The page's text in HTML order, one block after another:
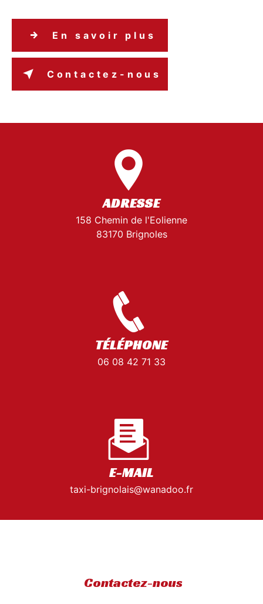
En savoir plus
Contactez-nous
ADRESSE
158 Chemin de l'Eolienne
83170 Brignoles
TÉLÉPHONE
06 08 42 71 33
E-MAIL
taxi-brignolais@wanadoo.fr
Contactez-nous